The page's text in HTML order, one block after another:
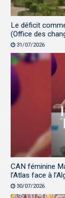
Le déficit
(Office des
31/07/2026
CAN féminine
l’Atlas face à
30/07/2026